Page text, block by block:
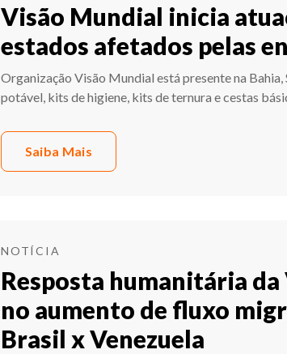
Visão Mundial inicia
estados afetados pelas
Organização Visão Mundial está presente na Bahia,
potável, kits de higiene, kits de ternura e cestas
Saiba Mais
NOTÍCIA
Resposta humanitária
no aumento de fluxo
Brasil x Venezuela